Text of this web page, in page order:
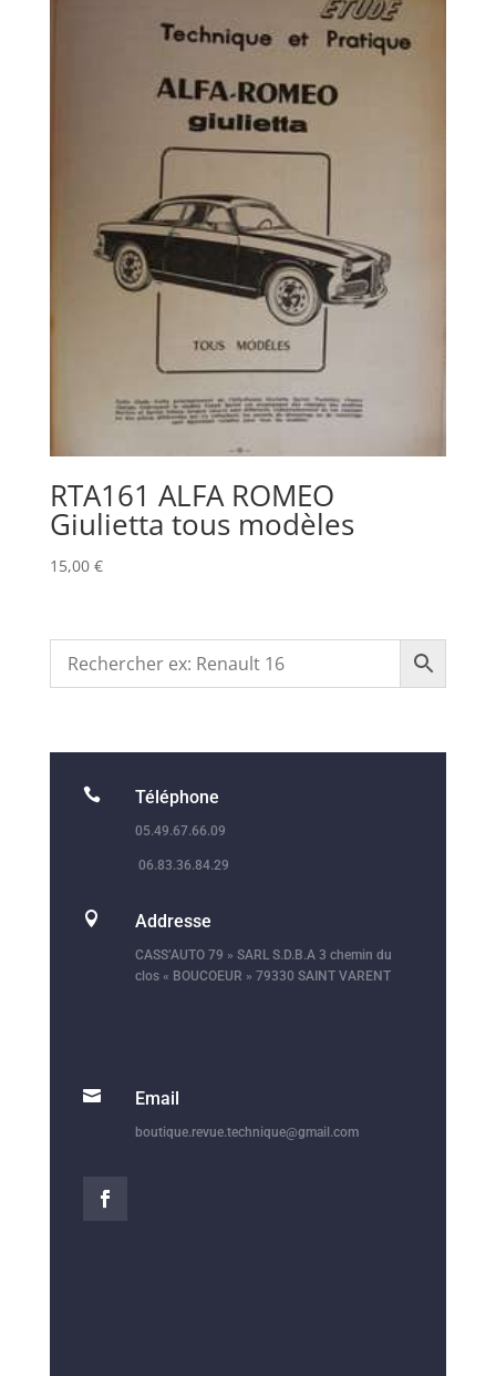
RTA161 ALFA ROMEO
Giulietta tous modèles
15,00 €
 Téléphone
05.49.67.66.09
06.83.36.84.29
 Addresse
CASS’AUTO 79 » SARL S.D.B.A 3 chemin du
clos « BOUCOEUR » 79330 SAINT VARENT
 Email
boutique.revue.technique@gmail.com